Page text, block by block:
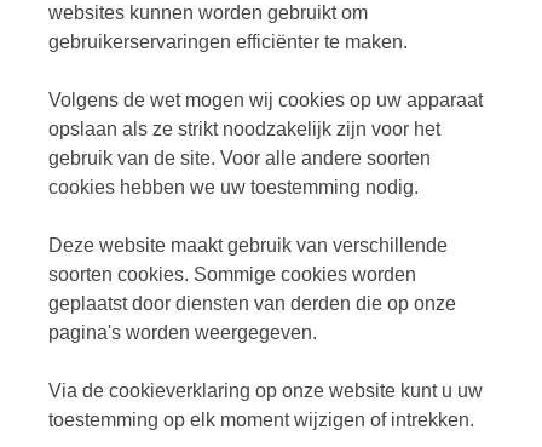
websites kunnen worden gebruikt om
gebruikerservaringen efficiënter te maken.
Volgens de wet mogen wij cookies op uw apparaat
opslaan als ze strikt noodzakelijk zijn voor het
gebruik van de site. Voor alle andere soorten
cookies hebben we uw toestemming nodig.
Deze website maakt gebruik van verschillende
soorten cookies. Sommige cookies worden
geplaatst door diensten van derden die op onze
pagina's worden weergegeven.
Via de cookieverklaring op onze website kunt u uw
toestemming op elk moment wijzigen of intrekken.